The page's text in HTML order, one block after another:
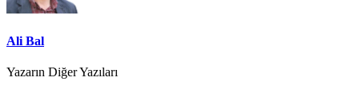
Ali Bal
Yazarın Diğer Yazıları